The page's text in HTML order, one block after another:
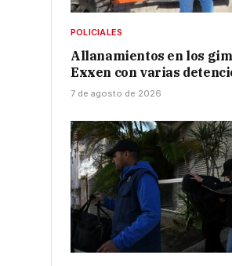
POLICIALES
Allanamientos en los
Exxen con varias
7 de agosto de 2026